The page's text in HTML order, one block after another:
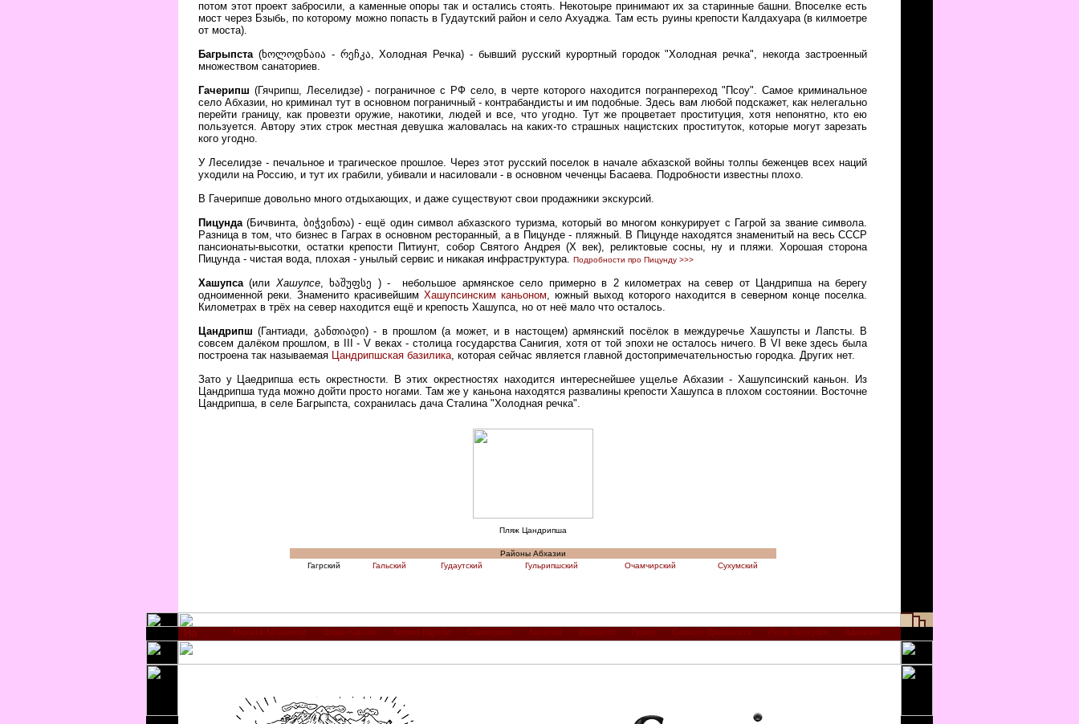
потом этот проект забросили, а каменные опоры так и остались стоять. Некотоыре принимают их за старинные башни. Впоселке есть
мост через Бзыбь, по которому можно попасть в Гудаутский район и село Ахуаджа. Там есть руины крепости Калдахуара (в килмоетре
от моста).
Багрыпста (ხოლოდნაია - რეჩკა, Холодная Речка) - бывший русский курортный городок "Холодная речка", некогда застроенный
множеством санаториев.
Гачерипш (Гячрипш, Леселидзе) - пограничное с РФ село, в черте которого находится погранпереход "Псоу". Самое криминальное
село Абхазии, но криминал тут в основном пограничный - контрабандисты и им подобные. Здесь вам любой подскажет, как нелегально
перейти границу, как провезти оружие, накотики, людей и все, что угодно. Тут же процветает проституция, хотя непонятно, кто ею
пользуется. Автору этих строк местная девушка жаловалась на каких-то страшных нацистских проституток, которые могут зарезать
кого угодно.
У Леселидзе - печальное и трагическое прошлое. Через этот русский поселок в начале абхазской войны толпы беженцев всех наций
уходили на Россию, и тут их грабили, убивали и насиловали - в основном чеченцы Басаева. Подробности известны плохо.
В Гачерипше довольно много отдыхающих, и даже существуют свои продажники экскурсий.
Пицунда (Бичвинта, ბიჭვინთა) - ещё один символ абхазского туризма, который во многом конкурирует с Гагрой за звание символа.
Разница в том, что бизнес в Гаграх в основном ресторанный, а в Пицунде - пляжный. В Пицунде находятся знаменитый на весь СССР
пансионаты-высотки, остатки крепости Питиунт, собор Святого Андрея (Х век), реликтовые сосны, ну и пляжи. Хорошая сторона
Пицунда - чистая вода, плохая - унылый сервис и никакая инфраструктура.
Подробности про Пицунду >>>
Хашупса (или Хашупсе, ხაშუფსე ) - небольшое армянское село примерно в 2 километрах на север от Цандрипша на берегу
одноименной реки. Знаменито красивейшим Хашупсинским каньоном , южный выход которого находится в северном конце поселка.
Километрах в трёх на север находится ещё и крепость Хашупса, но от неё мало что осталось.
Цандрипш (Гантиади, განთიადი) - в прошлом (а может, и в настощем) армянский посёлок в междуречье Хашупсты и Лапсты. В
совсем далёком прошлом, в III - V веках - столица государства Санигия, хотя от той эпохи не осталось ничего. В VI веке здесь была
построена так называемая
Цандрипшская базилика , которая сейчас является главной достопримечательностью городка. Других нет.
Зато у Цаедрипша есть окрестности. В этих окрестностях находится интереснейшее ущелье Абхазии - Хашупсинский каньон. Из
Цандрипша туда можно дойти просто ногами. Там же у каньона находятся развалины крепости Хашупса в плохом состоянии. Восточне
Цандрипша, в селе Багрыпста, сохранилась дача Сталина "Холодная речка".
Пляж Цандрипша
Районы Абхазии
Гагрский
Гальский Гудаутский Гульрипшский Очамчирский Сухумский
Мцхета-Мтианети Шида-Картли Квемо-Картли Самегрело Кахетия Имерети Гурия Самцхе-Джавахети Рача-Лечхуми Аджария